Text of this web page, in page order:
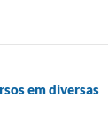
em diversas